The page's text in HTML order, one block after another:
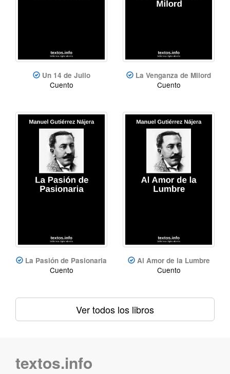
Un 14 de Julio
Cuento
La Venganza de Milord
Cuento
La Pasión de Pasionaria
Cuento
Al Amor de la Lumbre
Cuento
Ver todos los libros
textos.info